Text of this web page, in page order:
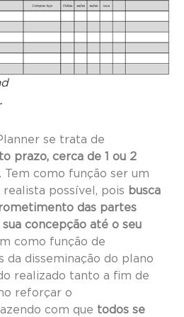
se trata de
prazo, cerca de 1 ou 2
Tem como função ser um
possível, pois busca
das partes
concepção até o seu
como função de
da disseminação do plano
realizado tanto a fim de
reforçar o
com que todos se